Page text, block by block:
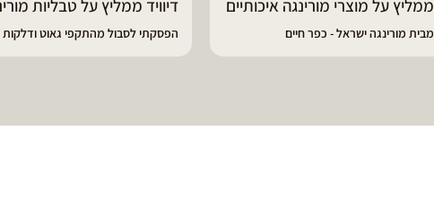
דיוויד ממליץ על טבליות מורינגה
הפסקתי לסבול מהתקפי גאוט ודלקות
מוריה ממליצה
פיתרון מעולה לאמהות ולחיזוק הגוף